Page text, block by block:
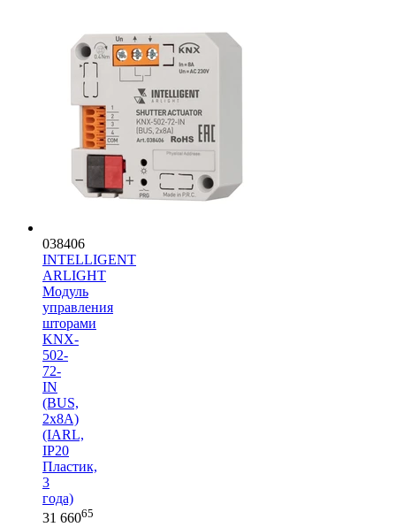
038406
INTELLIGENT
ARLIGHT
Модуль
управления
шторами
KNX-
502-
72-
IN
(BUS,
2x8A)
(IARL,
IP20
Пластик,
3
года)
31 66065